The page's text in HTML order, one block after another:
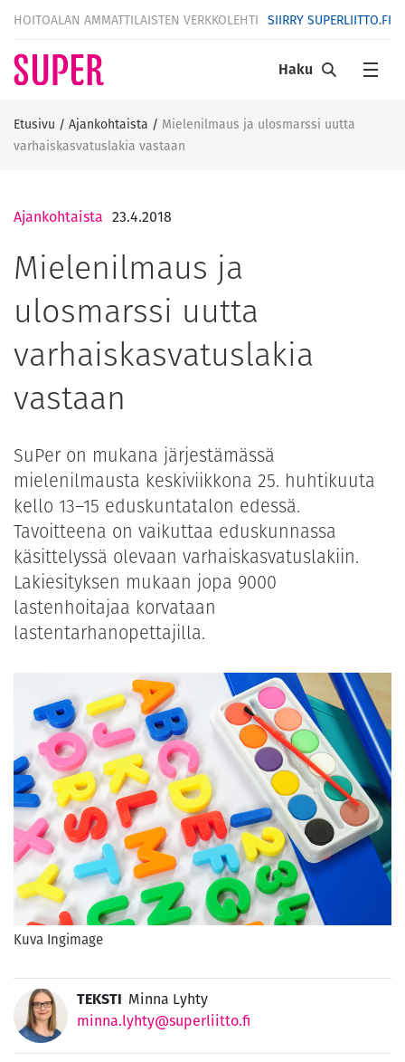
HOITOALAN AMMATTILAISTEN VERKKOLEHTI SIIRRY SUPERLIITTO.FI
Haku
Etusivu / Ajankohtaista / Mielenilmaus ja ulosmarssi uutta
varhaiskasvatuslakia vastaan
Ajankohtaista 23.4.2018
Mielenilmaus ja
ulosmarssi uutta
varhaiskasvatuslakia
vastaan
SuPer on mukana järjestämässä
mielenilmausta keskiviikkona 25. huhtikuuta
kello 13–15 eduskuntatalon edessä.
Tavoitteena on vaikuttaa eduskunnassa
käsittelyssä olevaan varhaiskasvatuslakiin.
Lakiesityksen mukaan jopa 9000
lastenhoitajaa korvataan
lastentarhanopettajilla.
Kuva Ingimage
TEKSTI Minna Lyhty
minna.lyhty@superliitto.fi